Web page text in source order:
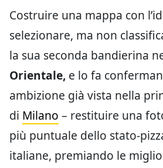
Costruire una mappa con
selezionare, ma non
la sua seconda bandierina
Orientale, e lo fa
ambizione già vista nella
di Milano – restituire una
più puntuale dello stato-
italiane, premiando le